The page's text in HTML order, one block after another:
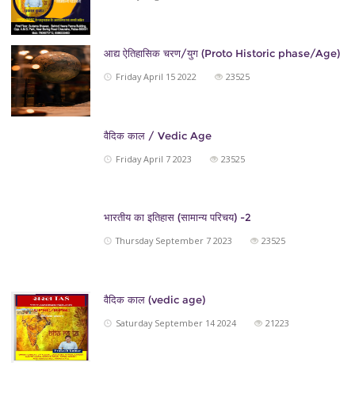
आद्य ऐतिहासिक चरण/युग (Proto Historic phase/Age)
Friday April 15 2022
23525
वैदिक काल / Vedic Age
Friday April 7 2023
23525
भारतीय का इतिहास (सामान्य परिचय) -2
Thursday September 7 2023
23525
वैदिक काल (vedic age)
Saturday September 14 2024
21223